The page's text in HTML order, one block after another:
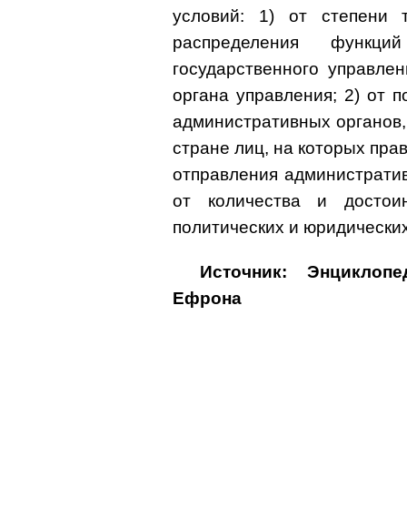
условий: 1) от степени
распределения
государственного
органа управления; 2) от
административных
стране лиц, на которых
отправления
от количества и
политических и
Источник:
Ефрона